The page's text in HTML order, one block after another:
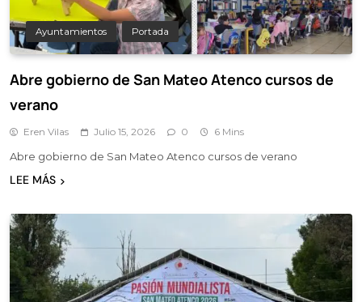
Ayuntamientos Portada
Abre gobierno de San Mateo Atenco cursos de
verano
Eren Vilas Julio 15, 2026 0 6 Mins
Abre gobierno de San Mateo Atenco cursos de verano
LEE MÁS